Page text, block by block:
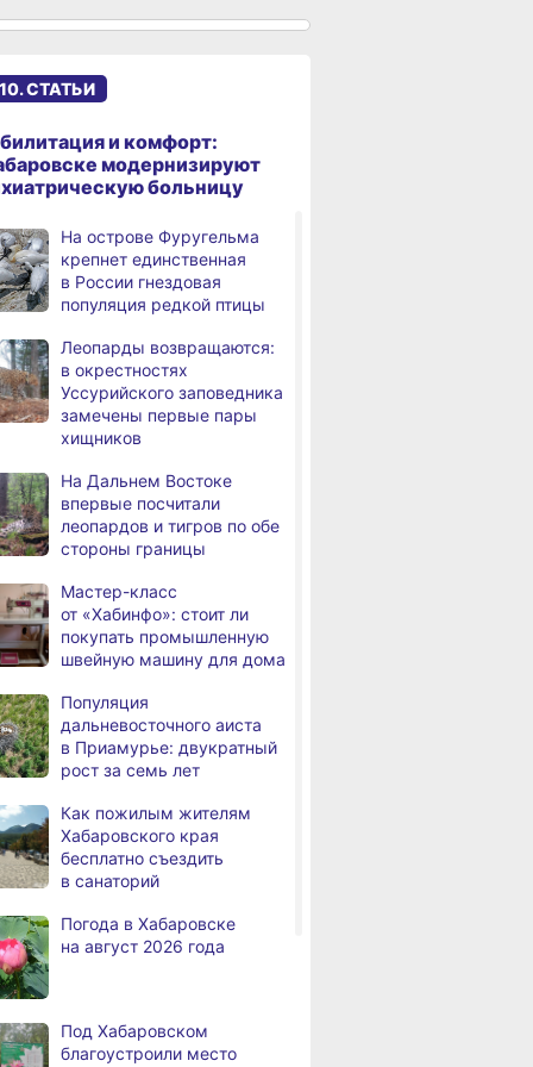
Хабаровском
пострадали
В Хабаровске из горящей
квартиры на Чехова
эвакуировали 6 человек
Хабаровского края
Правительство
возрождает
Дальневосточную студию
кинохроники
издательского дома
требуется специалист
по документообороту
и сопровождению продаж
«Раскладушки» и «книжки»
стали чаще выбирать
пользователи
Магнитные бури,
в Хабаровске 6 августа
Какой сегодня день:
Всемирный день борьбы
оружия
В Комсомольске-на-Амуре
рейсовый автобус съехал
В Хабаровске состоится
фестиваль, посвящённый
Дню Победы
Японией
В Хабаровске пройдёт гала-
концерт фестиваля
В больнице имени
восстановления после
инсульта
СТАТЬИ
и комфорт:
модернизируют
больницу
На острове Фуругельма
крепнет единственная
в России гнездовая
популяция редкой птицы
Леопарды возвращаются:
в окрестностях
Уссурийского заповедника
замечены первые пары
хищников
На Дальнем Востоке
впервые посчитали
леопардов и тигров по обе
стороны границы
Мастер-класс
от «Хабинфо»: стоит ли
покупать промышленную
швейную машину для дома
Популяция
дальневосточного аиста
в Приамурье: двукратный
рост за семь лет
Как пожилым жителям
Хабаровского края
бесплатно съездить
в санаторий
Погода в Хабаровске
на август 2026 года
Под Хабаровском
благоустроили место